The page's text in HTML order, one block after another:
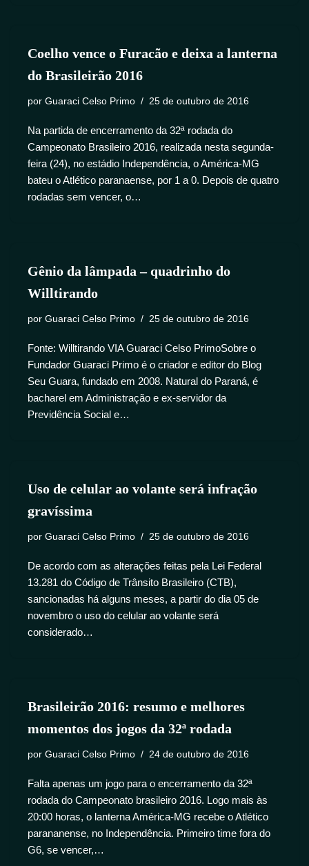
Coelho vence o Furacão e deixa a lanterna
do Brasileirão 2016
por Guaraci Celso Primo 25 de outubro de 2016
Na partida de encerramento da 32ª rodada do
Campeonato Brasileiro 2016, realizada nesta segunda-
feira (24), no estádio Independência, o América-MG
bateu o Atlético paranaense, por 1 a 0. Depois de quatro
rodadas sem vencer, o…
Gênio da lâmpada – quadrinho do
Willtirando
por Guaraci Celso Primo 25 de outubro de 2016
Fonte: Willtirando VIA Guaraci Celso PrimoSobre o
Fundador Guaraci Primo é o criador e editor do Blog
Seu Guara, fundado em 2008. Natural do Paraná, é
bacharel em Administração e ex-servidor da
Previdência Social e…
Uso de celular ao volante será infração
gravíssima
por Guaraci Celso Primo 25 de outubro de 2016
De acordo com as alterações feitas pela Lei Federal
13.281 do Código de Trânsito Brasileiro (CTB),
sancionadas há alguns meses, a partir do dia 05 de
novembro o uso do celular ao volante será
considerado…
Brasileirão 2016: resumo e melhores
momentos dos jogos da 32ª rodada
por Guaraci Celso Primo 24 de outubro de 2016
Falta apenas um jogo para o encerramento da 32ª
rodada do Campeonato brasileiro 2016. Logo mais às
20:00 horas, o lanterna América-MG recebe o Atlético
parananense, no Independência. Primeiro time fora do
G6, se vencer,…